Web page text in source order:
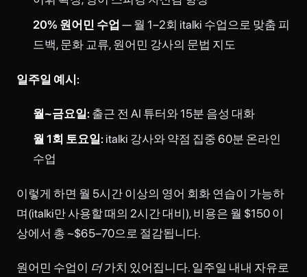
20% 원어민 수업 — 월 1–2회 italki 수업으로 맞춤 피
드백, 문화 교류, 원어민 강사의 문법 지도
일주일 예시:
월~금요일: 출근 전 AI 튜터와 15분 음성 대화
월 1회 토요일: italki 강사와 약점 집중 60분 온라인
수업
이렇게 하면 월 5시간 이상의 영어 회화 연습이 가능하
며(italki만 사용할 때의 2시간 대비), 비용은 월 $150 이
상에서 총 ~$65–70으로 절감됩니다.
원어민 수업이 더가치 있어집니다. 일주일 내내 자유로